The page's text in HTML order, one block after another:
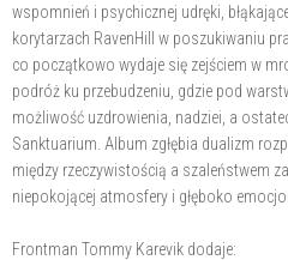
wspomnień i psychicznej udręki,
korytarzach RavenHill w poszukiwaniu
co początkowo wydaje się zejściem w
podróż ku przebudzeniu, gdzie pod
możliwość uzdrowienia, nadziei, a
Sanktuarium. Album zgłębia dualizm
między rzeczywistością a szaleństwem
niepokojącej atmosfery i głęboko
Frontman Tommy Karevik dodaje: